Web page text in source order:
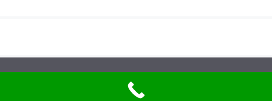
© 2026 38,50 € - Schlüsseldienst Hannover Nordstadt
• Erstellt mitGeneratePress